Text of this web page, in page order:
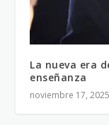
La nueva era
enseñanza
noviembre 17, 2025